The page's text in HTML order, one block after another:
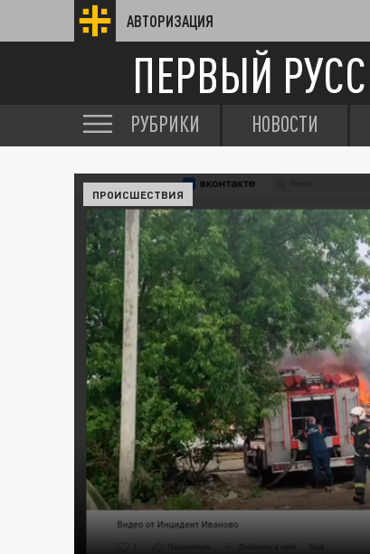
АВТОРИЗАЦИЯ
ПЕРВЫЙ
РУБРИКИ НОВОСТИ
ПРОИСШЕСТВИЯ